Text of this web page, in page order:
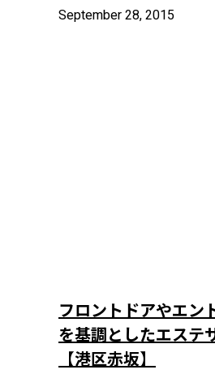
September 28, 2015
フロントドアやエン
を基調としたエステ
【港区赤坂】